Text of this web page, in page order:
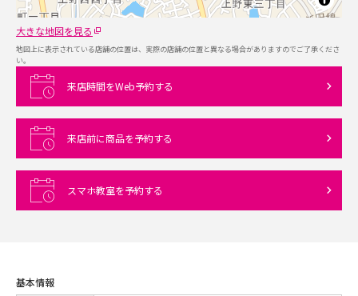
大きな地図を見る
地図上に表示されている店舗の位置は、実際の店舗の位置と異なる場合がありますのでご了承くださ
い。
来店時間をWeb予約する
来店前に商品を予約する
スマホ教室を予約する
基本情報